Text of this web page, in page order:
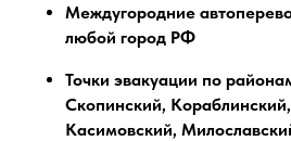
Междугородние
любой город РФ
Точки эвакуации по
Скопинский,
Касимовский,